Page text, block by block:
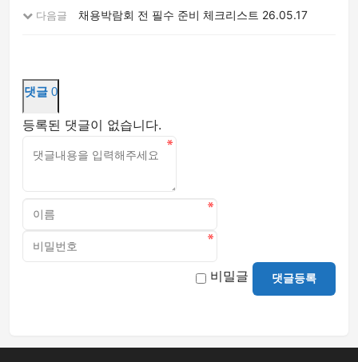
다음글 채용박람회 전 필수 준비 체크리스트 26.05.17
댓글 0
등록된 댓글이 없습니다.
비밀글 댓글등록